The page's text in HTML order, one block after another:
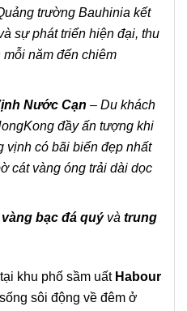
trường Bauhinia kết
sự phát triển hiện đại, thu
năm đến chiêm
Nước Cạn – Du khách
đầy ấn tượng khi
vịnh có bãi biển đẹp nhất
cát vàng óng trải dài dọc
bạc đá quývà trung
khu phố sầm uất Habour
sôi động về đêm ở